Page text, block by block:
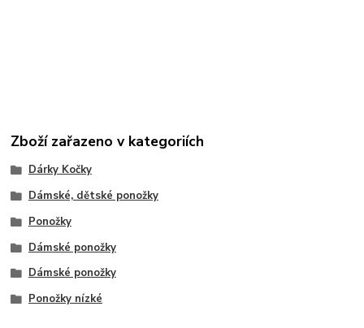
Zboží zařazeno v kategoriích
Dárky Kočky
Dámské, dětské ponožky
Ponožky
Dámské ponožky
Dámské ponožky
Ponožky nízké